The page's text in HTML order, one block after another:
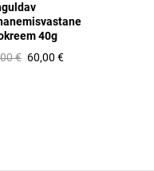
40g
€ 60,00 €